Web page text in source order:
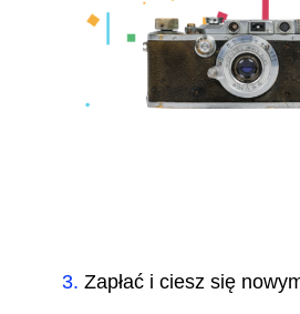
3. Zapłać i ciesz się